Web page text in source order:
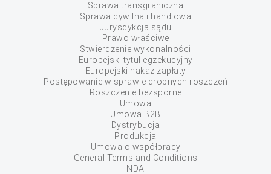
Sprawa transgraniczna
Sprawa cywilna i handlowa
Jurysdykcja sądu
Prawo właściwe
Stwierdzenie wykonalności
Europejski tytuł egzekucyjny
Europejski nakaz zapłaty
Postępowanie w sprawie drobnych roszczeń
Roszczenie bezsporne
Umowa
Umowa B2B
Dystrybucja
Produkcja
Umowa o współpracy
General Terms and Conditions
NDA